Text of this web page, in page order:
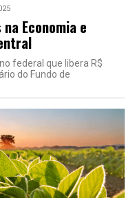
Economia e
federal que libera R$
do Fundo de